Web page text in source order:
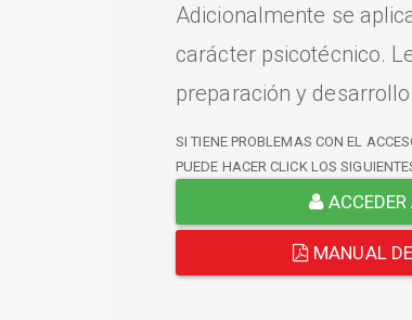
Adicionalmente se
carácter psicotécnico.
preparación y
SI TIENE PROBLEMAS CON EL
PUEDE HACER CLICK LOS
MANUAL